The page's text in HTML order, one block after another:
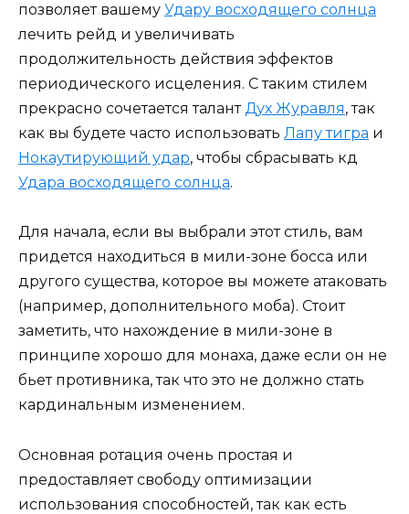
позволяет вашему Удару восходящего солнца
лечить рейд и увеличивать
продолжительность действия эффектов
периодического исцеления. С таким стилем
прекрасно сочетается талантДух Журавля, так
как вы будете часто использовать Лапу тигра и
Нокаутирующий удар, чтобы сбрасывать кд
Удара восходящего солнца.
Для начала, если вы выбрали этот стиль, вам
придется находиться в мили-зоне босса или
другого существа, которое вы можете атаковать
(например, дополнительного моба). Стоит
заметить, что нахождение в мили-зоне в
принципе хорошо для монаха, даже если он не
бьет противника, так что это не должно стать
кардинальным изменением.
Основная ротация очень простая и
предоставляет свободу оптимизации
использования способностей, так как есть